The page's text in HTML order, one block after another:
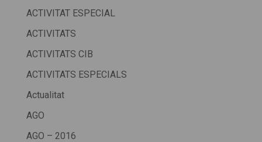
ACTIVITAT ESPECIAL
ACTIVITATS
ACTIVITATS CIB
ACTIVITATS ESPECIALS
Actualitat
AGO
AGO – 2016